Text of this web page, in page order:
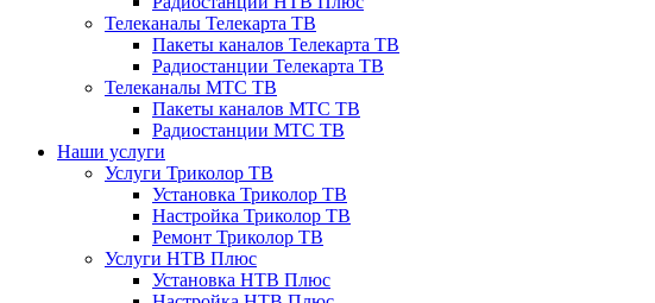
Телеканалы Телекарта ТВ
Пакеты каналов Телекарта ТВ
Радиостанции Телекарта ТВ
Телеканалы МТС ТВ
Пакеты каналов МТС ТВ
Радиостанции МТС ТВ
Наши услуги
Услуги Триколор ТВ
Установка Триколор ТВ
Настройка Триколор ТВ
Ремонт Триколор ТВ
Услуги НТВ Плюс
Установка НТВ Плюс